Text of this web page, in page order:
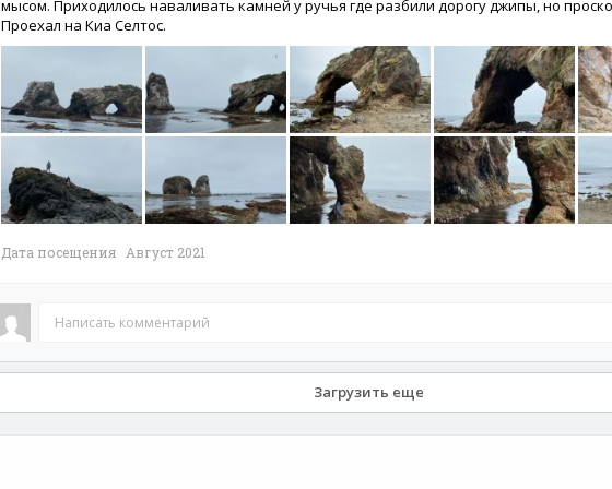
мысом. Приходилось наваливать камней у ручья где разбили дорогу джипы, но
Проехал на Киа Селтос.
Дата посещения Август 2021
Написать комментарий
Загрузить еще